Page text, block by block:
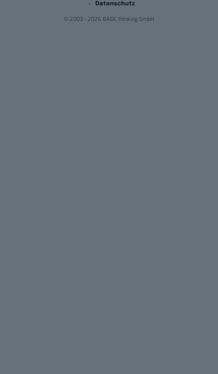
© 2003 - 2026 BASIC thinking GmbH
Datenschutz